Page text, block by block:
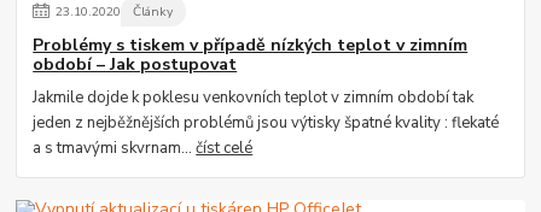
23.10.2020 Články
Problémy s tiskem v případě nízkých teplot v zimním
období – Jak postupovat
Jakmile dojde k poklesu venkovních teplot v zimním období tak
jeden z nejběžnějších problémů jsou výtisky špatné kvality : flekaté
a s tmavými skvrnam...číst celé